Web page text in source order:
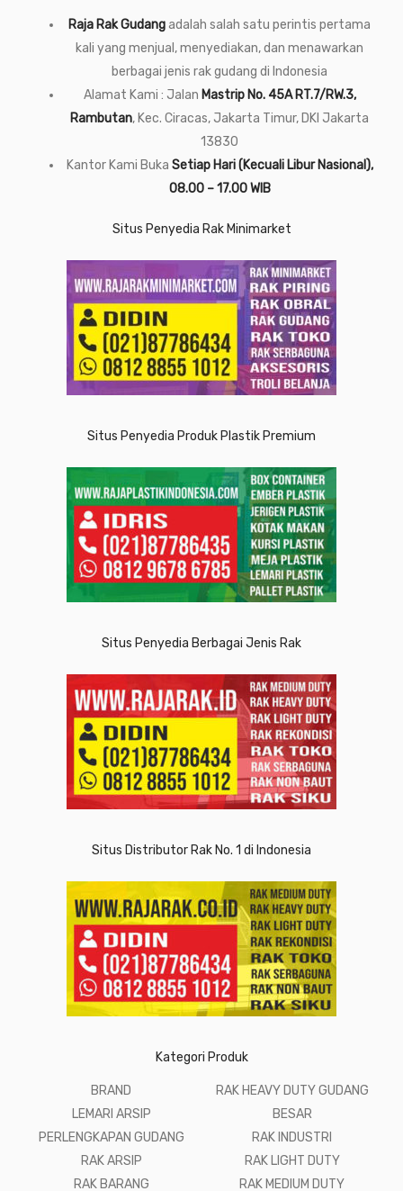
Raja Rak Gudangadalah salah satu perintis pertama
kali yang menjual, menyediakan, dan menawarkan
berbagai jenis rak gudang di Indonesia
Alamat Kami : Jalan Mastrip No. 45A RT.7/RW.3,
Rambutan, Kec. Ciracas, Jakarta Timur, DKI Jakarta
13830
Kantor Kami Buka Setiap Hari (Kecuali Libur Nasional),
08.00 – 17.00 WIB
Situs Penyedia Rak Minimarket
Situs Penyedia Produk Plastik Premium
Situs Penyedia Berbagai Jenis Rak
Situs Distributor Rak No. 1 di Indonesia
Kategori Produk
BRAND
LEMARI ARSIP
PERLENGKAPAN GUDANG
RAK ARSIP
RAK BARANG
RAK HEAVY DUTY GUDANG
BESAR
RAK INDUSTRI
RAK LIGHT DUTY
RAK MEDIUM DUTY